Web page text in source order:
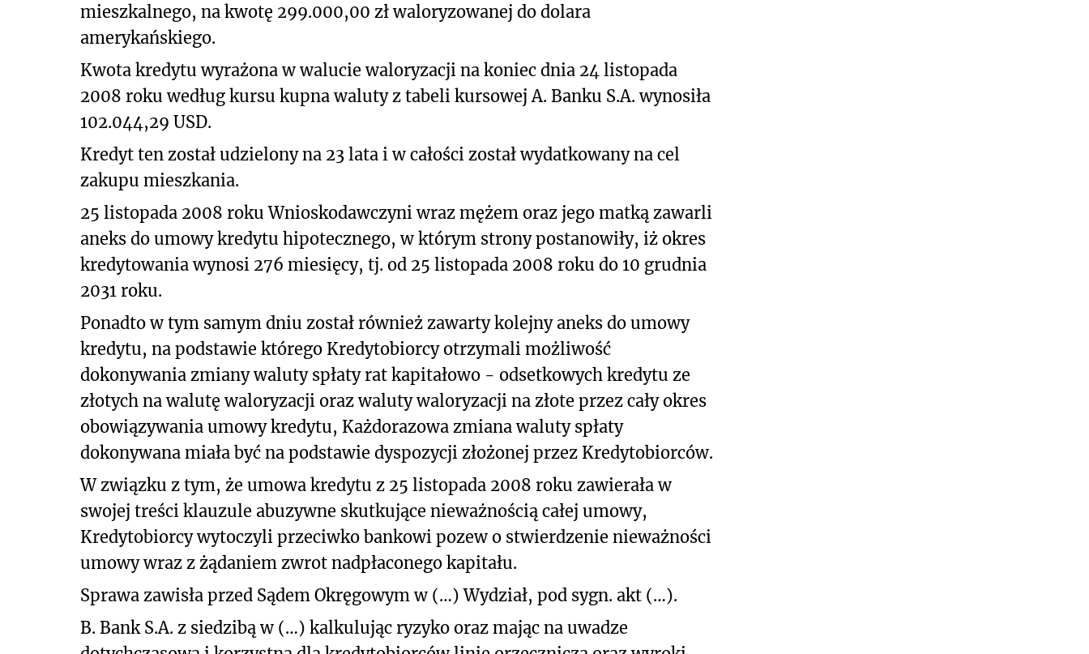
mieszkalnego, na kwotę 299.000,00 zł waloryzowanej do dolara
amerykańskiego.
Kwota kredytu wyrażona w walucie waloryzacji na koniec dnia 24 listopada
2008 roku według kursu kupna waluty z tabeli kursowej A. Banku S.A. wynosiła
102.044,29 USD.
Kredyt ten został udzielony na 23 lata i w całości został wydatkowany na cel
zakupu mieszkania.
25 listopada 2008 roku Wnioskodawczyni wraz mężem oraz jego matką zawarli
aneks do umowy kredytu hipotecznego, w którym strony postanowiły, iż okres
kredytowania wynosi 276 miesięcy, tj. od 25 listopada 2008 roku do 10 grudnia
2031 roku.
Ponadto w tym samym dniu został również zawarty kolejny aneks do umowy
kredytu, na podstawie którego Kredytobiorcy otrzymali możliwość
dokonywania zmiany waluty spłaty rat kapitałowo - odsetkowych kredytu ze
złotych na walutę waloryzacji oraz waluty waloryzacji na złote przez cały okres
obowiązywania umowy kredytu, Każdorazowa zmiana waluty spłaty
dokonywana miała być na podstawie dyspozycji złożonej przez Kredytobiorców.
W związku z tym, że umowa kredytu z 25 listopada 2008 roku zawierała w
swojej treści klauzule abuzywne skutkujące nieważnością całej umowy,
Kredytobiorcy wytoczyli przeciwko bankowi pozew o stwierdzenie nieważności
umowy wraz z żądaniem zwrot nadpłaconego kapitału.
Sprawa zawisła przed Sądem Okręgowym w (…) Wydział, pod sygn. akt (…).
B. Bank S.A. z siedzibą w (…) kalkulując ryzyko oraz mając na uwadze